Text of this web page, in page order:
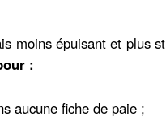
moins épuisant et plus
:
aucune fiche de paie ;